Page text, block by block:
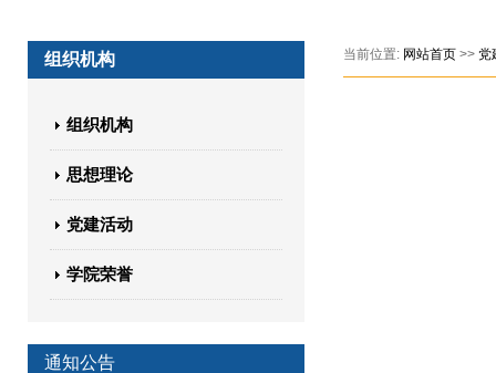
组织机构
组织机构
思想理论
党建活动
学院荣誉
通知公告
当前位置: 网站首页 >> 党